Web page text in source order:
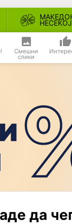
Смешни
слики
да